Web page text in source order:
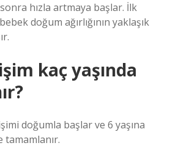
sonra hızla artmaya başlar. İlk
doğum ağırlığının yaklaşık
kaç yaşında
doğumla başlar ve 6 yaşına
tamamlanır.